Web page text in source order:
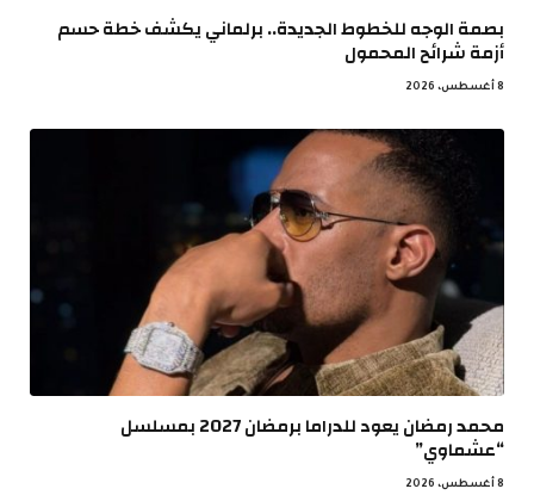
بصمة الوجه للخطوط الجديدة.. برلماني يكشف خطة حسم
أزمة شرائح المحمول
8 أغسطس، 2026
محمد رمضان يعود للدراما برمضان 2027 بمسلسل
“عشماوي”
8 أغسطس، 2026